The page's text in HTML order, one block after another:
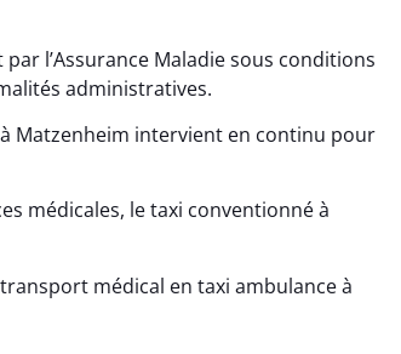
l’Assurance Maladie sous conditions
administratives.
Matzenheim intervient en continu pour
médicales, le taxi conventionné à
médical en taxi ambulance à